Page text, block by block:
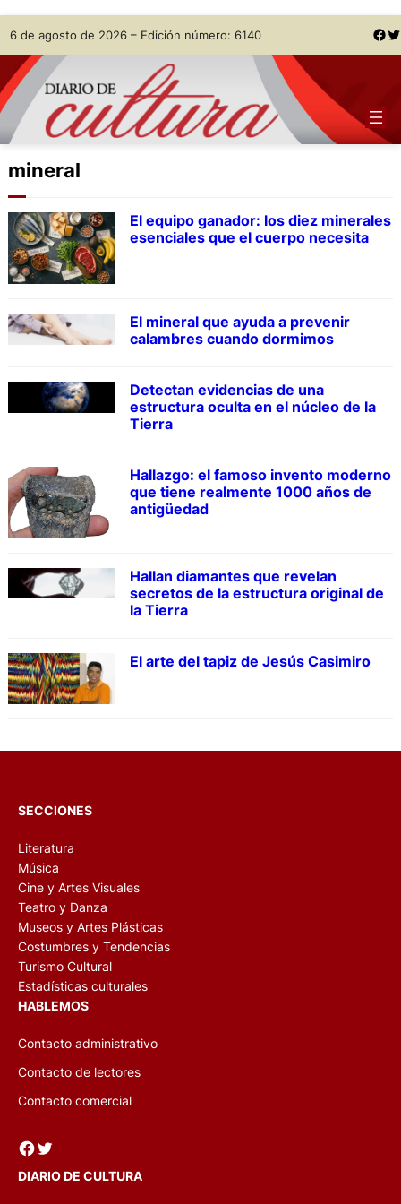
Skip
to
content
6 de agosto de 2026 – Edición número: 6140 Facebook Twitter
mineral
El equipo ganador: los diez minerales
esenciales que el cuerpo necesita
El mineral que ayuda a prevenir
calambres cuando dormimos
Detectan evidencias de una
estructura oculta en el núcleo de la
Tierra
Hallazgo: el famoso invento moderno
que tiene realmente 1000 años de
antigüedad
Hallan diamantes que revelan
secretos de la estructura original de
la Tierra
El arte del tapiz de Jesús Casimiro
SECCIONES
Literatura
Música
Cine y Artes Visuales
Teatro y Danza
Museos y Artes Plásticas
Costumbres y Tendencias
Turismo Cultural
Estadísticas culturales
HABLEMOS
Contacto administrativo
Contacto de lectores
Contacto comercial
Facebook Twitter
DIARIO DE CULTURA